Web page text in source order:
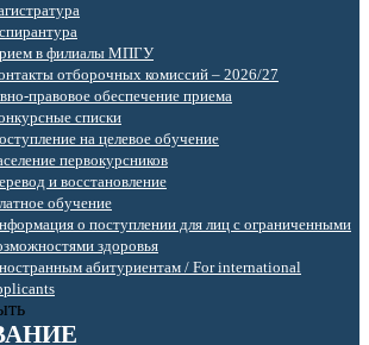
в филиалы МПГУ
отборочных комиссий – 2026/27
правовое обеспечение приема
списки
на целевое обучение
первокурсников
и восстановление
обучение
о поступлении для лиц с ограниченными
здоровья
абитуриентам / For international